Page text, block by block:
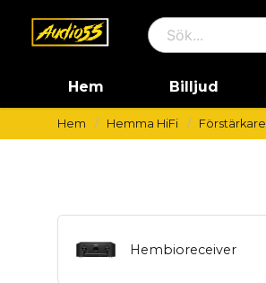
Hem Billjud
Hem Hemma HiFi Förstärkare
Hembioreceiver